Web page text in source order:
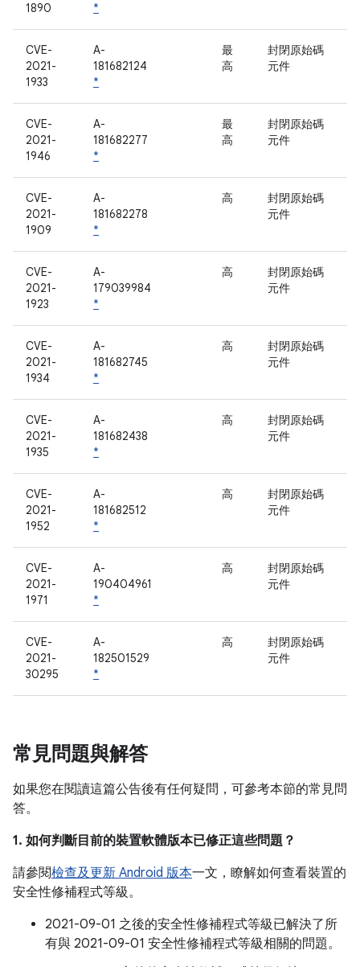
1890
*
CVE-
2021-
1933
A-
181682124
*
最
高
封閉原始碼
元件
CVE-
2021-
1946
A-
181682277
*
最
高
封閉原始碼
元件
CVE-
2021-
1909
A-
181682278
*
高
封閉原始碼
元件
CVE-
2021-
1923
A-
179039984
*
高
封閉原始碼
元件
CVE-
2021-
1934
A-
181682745
*
高
封閉原始碼
元件
CVE-
2021-
1935
A-
181682438
*
高
封閉原始碼
元件
CVE-
2021-
1952
A-
181682512
*
高
封閉原始碼
元件
CVE-
2021-
1971
A-
190404961
*
高
封閉原始碼
元件
CVE-
2021-
30295
A-
182501529
*
高
封閉原始碼
元件
常見問題與解答
如果您在閱讀這篇公告後有任何疑問，可參考本節的常見問
答。
1. 如何判斷目前的裝置軟體版本已修正這些問題？
請參閱檢查及更新 Android 版本一文，瞭解如何查看裝置的
安全性修補程式等級。
2021-09-01 之後的安全性修補程式等級已解決了所
有與 2021-09-01 安全性修補程式等級相關的問題。